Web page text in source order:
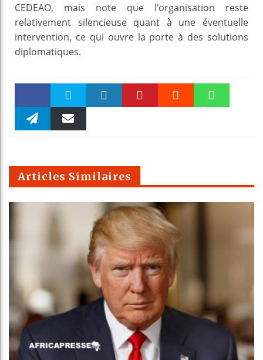
CEDEAO, mais note que l’organisation reste
relativement silencieuse quant à une éventuelle
intervention, ce qui ouvre la porte à des solutions
diplomatiques.
Faceboo Twitter
m
Articles Similaires